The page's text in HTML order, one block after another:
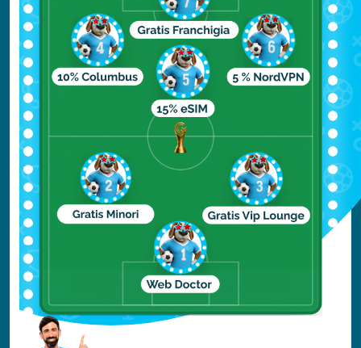
rendere molto suggestivo il paesaggio,
donano anche ombra nelle ore calde.
Roger’s beach
Roger’s beach è il luogo ideale per chi
preferisce i luoghi incontaminati e non
assediati di turisti. Questa è una spiaggia
locale con pochissime persone ed un mare
cristallino.
Baby Beach
Baby Beach è particolarmente amata dalle
famiglie per le sue acque basse e pacate, è